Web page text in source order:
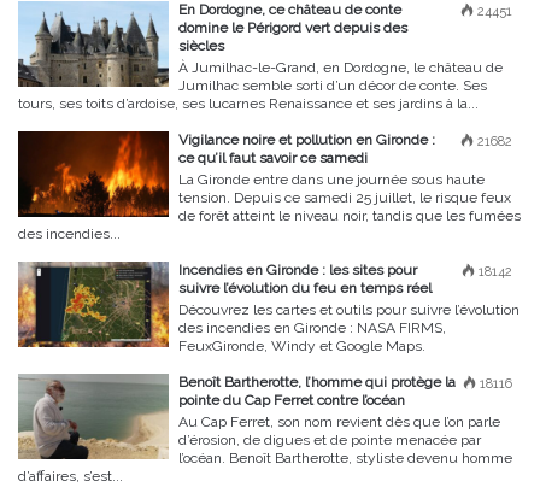
24451
En Dordogne, ce château de conte
domine le Périgord vert depuis des
siècles
À Jumilhac-le-Grand, en Dordogne, le château de
Jumilhac semble sorti d’un décor de conte. Ses
tours, ses toits d’ardoise, ses lucarnes Renaissance et ses jardins à la...
21682
Vigilance noire et pollution en Gironde :
ce qu’il faut savoir ce samedi
La Gironde entre dans une journée sous haute
tension. Depuis ce samedi 25 juillet, le risque feux
de forêt atteint le niveau noir, tandis que les fumées
des incendies...
18142
Incendies en Gironde : les sites pour
suivre l’évolution du feu en temps réel
Découvrez les cartes et outils pour suivre l’évolution
des incendies en Gironde : NASA FIRMS,
FeuxGironde, Windy et Google Maps.
18116
Benoît Bartherotte, l’homme qui protège la
pointe du Cap Ferret contre l’océan
Au Cap Ferret, son nom revient dès que l’on parle
d’érosion, de digues et de pointe menacée par
l’océan. Benoît Bartherotte, styliste devenu homme
d’affaires, s’est...